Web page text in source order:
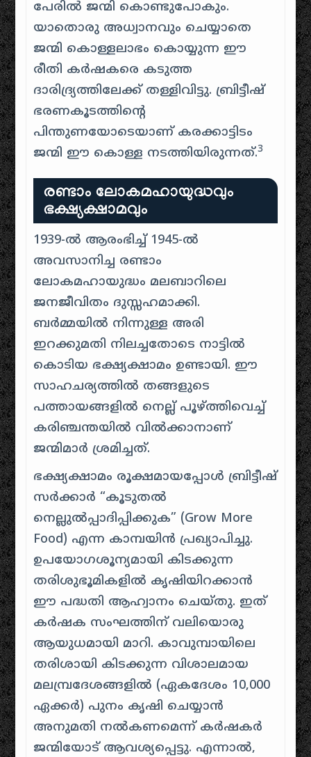
പേരിൽ ജന്മി കൊണ്ടുപോകും.
യാതൊരു അധ്വാനവും ചെയ്യാതെ
ജന്മി കൊള്ളലാഭം കൊയ്യുന്ന ഈ
രീതി കർഷകരെ കടുത്ത
ദാരിദ്ര്യത്തിലേക്ക് തള്ളിവിട്ടു. ബ്രിട്ടീഷ്
ഭരണകൂടത്തിന്റെ
പിന്തുണയോടെയാണ് കരക്കാട്ടിടം
ജന്മി ഈ കൊള്ള നടത്തിയിരുന്നത്.3
രണ്ടാം ലോകമഹായുദ്ധവും
ഭക്ഷ്യക്ഷാമവും
1939-ൽ ആരംഭിച്ച് 1945-ൽ
അവസാനിച്ച രണ്ടാം
ലോകമഹായുദ്ധം മലബാറിലെ
ജനജീവിതം ദുസ്സഹമാക്കി.
ബർമ്മയിൽ നിന്നുള്ള അരി
ഇറക്കുമതി നിലച്ചതോടെ നാട്ടിൽ
കൊടിയ ഭക്ഷ്യക്ഷാമം ഉണ്ടായി. ഈ
സാഹചര്യത്തിൽ തങ്ങളുടെ
പത്തായങ്ങളിൽ നെല്ല് പൂഴ്ത്തിവെച്ച്
കരിഞ്ചന്തയിൽ വിൽക്കാനാണ്
ജന്മിമാർ ശ്രമിച്ചത്.
ഭക്ഷ്യക്ഷാമം രൂക്ഷമായപ്പോൾ ബ്രിട്ടീഷ്
സർക്കാർ “കൂടുതൽ
നെല്ലുൽപ്പാദിപ്പിക്കുക” (Grow More
Food) എന്ന കാമ്പയിൻ പ്രഖ്യാപിച്ചു.
ഉപയോഗശൂന്യമായി കിടക്കുന്ന
തരിശുഭൂമികളിൽ കൃഷിയിറക്കാൻ
ഈ പദ്ധതി ആഹ്വാനം ചെയ്തു. ഇത്
കർഷക സംഘത്തിന് വലിയൊരു
ആയുധമായി മാറി. കാവുമ്പായിലെ
തരിശായി കിടക്കുന്ന വിശാലമായ
മലമ്പ്രദേശങ്ങളിൽ (ഏകദേശം 10,000
ഏക്കർ) പുനം കൃഷി ചെയ്യാൻ
അനുമതി നൽകണമെന്ന് കർഷകർ
ജന്മിയോട് ആവശ്യപ്പെട്ടു. എന്നാൽ,